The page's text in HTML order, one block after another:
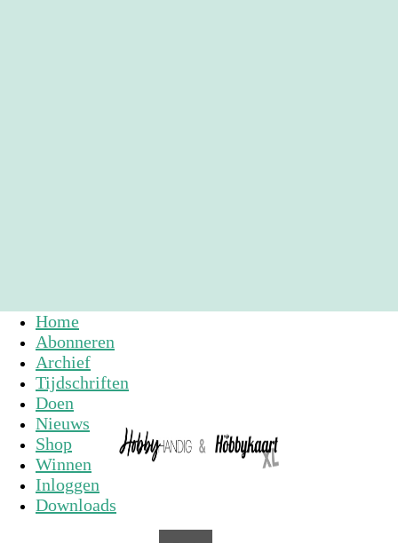
Home
Abonneren
Archief
Tijdschriften
Doen
Nieuws
Shop
Winnen
Inloggen
Downloads